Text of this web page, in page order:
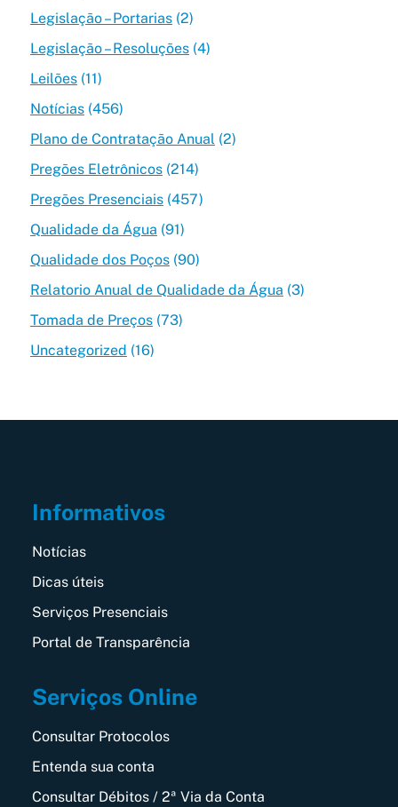
Legislação – Portarias(2)
Legislação – Resoluções(4)
Leilões(11)
Notícias(456)
Plano de Contratação Anual (2)
Pregões Eletrônicos(214)
Pregões Presenciais(457)
Qualidade da Água (91)
Qualidade dos Poços(90)
Relatorio Anual de Qualidade da Água (3)
Tomada de Preços(73)
Uncategorized (16)
Informativos
Notícias
Dicas úteis
Serviços Presenciais
Portal de Transparência
Serviços Online
Consultar Protocolos
Entenda sua conta
Consultar Débitos / 2ª Via da Conta